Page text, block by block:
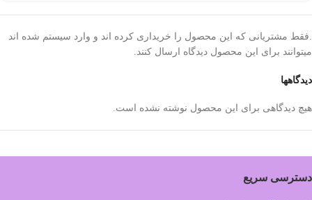
دیدگاهها
هیچ دیدگاهی برای این محصول نوشته نشده است.
.فقط مشتریانی که این محصول را خریداری کرده اند و وارد سیستم شده اند
میتوانند برای این محصول دیدگاه ارسال کنند.
دسترسی سریع